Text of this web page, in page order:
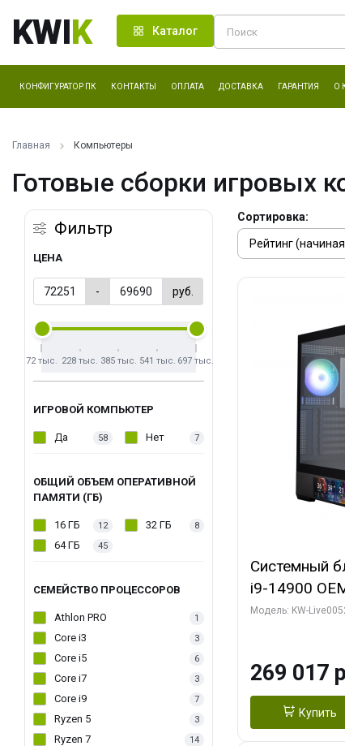
KWIK Каталог
КОНФИГУРАТОР ПК КОНТАКТЫ ОПЛАТА ДОСТАВКА ГАРАНТИЯ О
Главная Компьютеры
Готовые сборки игровых
Фильтр
ЦЕНА
- руб.
72 тыс. 228 тыс. 385 тыс. 541 тыс. 697 тыс.
ИГРОВОЙ КОМПЬЮТЕР
Да 58 Нет 7
ОБЩИЙ ОБЪЕМ ОПЕРАТИВНОЙ
ПАМЯТИ (ГБ)
16 ГБ 12 32 ГБ 8
64 ГБ 45
СЕМЕЙСТВО ПРОЦЕССОРОВ
Athlon PRO 1
Core i3 3
Core i5 6
Core i7 3
Core i9 7
Ryzen 5 3
Ryzen 7 14
Сортировка:
Системный
i9-14900
C24 16EC/
256bit 3xDP
Модель: KW-
269 017
Купить